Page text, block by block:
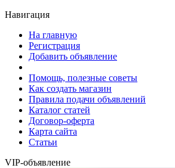
Навигация
На главную
Регистрация
Добавить объявление
Помощь, полезные советы
Как создать магазин
Правила подачи объявлений
Каталог статей
Договор-оферта
Карта сайта
Статьи
VIP-объявление